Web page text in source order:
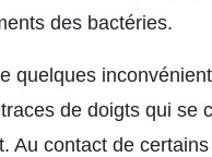
des bactéries.
quelques
de doigts qui se
Au contact de certains